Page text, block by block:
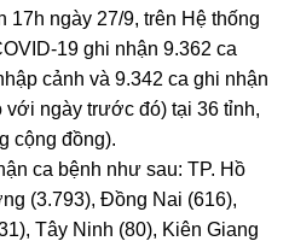
17h ngày 27/9, trên Hệ thống
19 ghi nhận 9.362 ca
cảnh và 9.342 ca ghi nhận
ngày trước đó) tại 36 tỉnh,
cộng đồng).
ca bệnh như sau: TP. Hồ
(3.793), Đồng Nai (616),
Tây Ninh (80), Kiên Giang